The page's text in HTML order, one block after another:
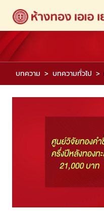
บทความ บทความทั่วไป